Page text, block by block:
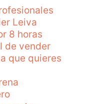
Leiva
8 horas
de vender
que quieres